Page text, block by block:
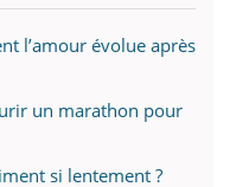
l’amour évolue après
un marathon pour
si lentement ?